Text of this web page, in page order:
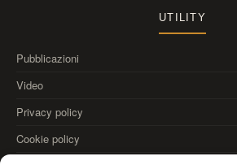
UTILITY
Pubblicazioni
Video
Privacy policy
Cookie policy